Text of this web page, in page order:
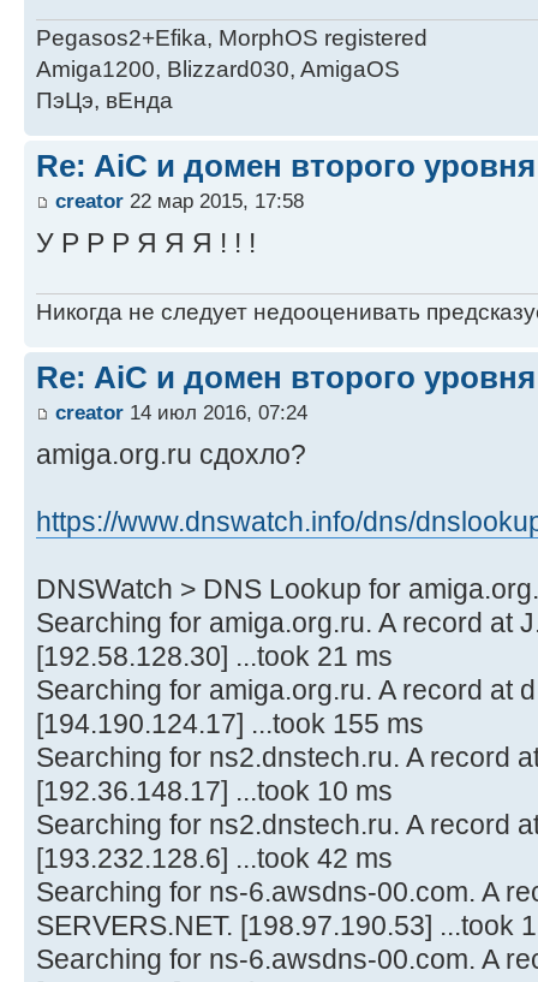
Pegasos2+Efika, MorphOS registered
Amiga1200, Blizzard030, AmigaOS
ПэЦэ, вЕнда
Re: AiC и домен второго уровня
creator 22 мар 2015, 17:58
У Р Р Р Я Я Я ! ! !
Никогда не следует недооценивать
Re: AiC и домен второго уровня
creator 14 июл 2016, 07:24
amiga.org.ru сдохло?
https://www.dnswatch.info/dns/
DNSWatch > DNS Lookup for
Searching for amiga.org.ru. A record at
[192.58.128.30] ...took 21 ms
Searching for amiga.org.ru. A record at
[194.190.124.17] ...took 155 ms
Searching for ns2.dnstech.ru. A record
[192.36.148.17] ...took 10 ms
Searching for ns2.dnstech.ru. A record
[193.232.128.6] ...took 42 ms
Searching for ns-6.awsdns-00.com. A
SERVERS.NET. [198.97.190.53] ...took
Searching for ns-6.awsdns-00.com. A